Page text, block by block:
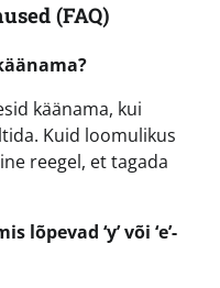
(FAQ)
käänama, kui
Kuid loomulikus
reegel, et tagada
‘y’ või ‘e’-